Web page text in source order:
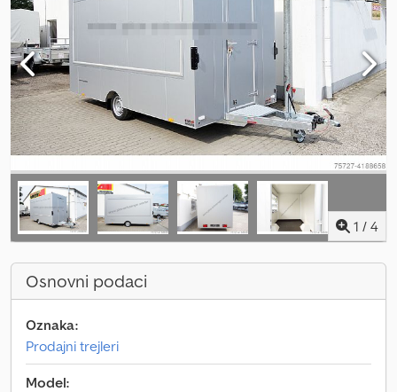
1 / 4
Osnovni podaci
Oznaka:
Prodajni trejleri
Model: